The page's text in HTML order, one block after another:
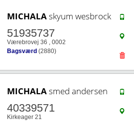
MICHALAskyum wesbrock
51935737
Værebrovej 36 , 0002
Bagsværd (2880)
MICHALAsmed andersen
40339571
Kirkeager 21